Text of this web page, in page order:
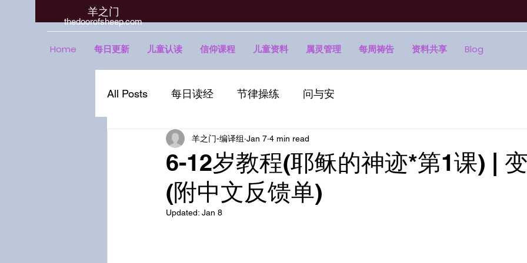
羊之门
​thedoorofsheep.com
Home 每日更新 儿童认读 信仰课程 儿童资料 属灵管理 每周祷告 资料共享 Blog
All Posts 每日读经 节律操练 问与安
6-12岁教程(耶稣的神迹*第1课) |
(附中文反馈单)
羊之门-编译组 Jan 7 4 min read
Updated: Jan 8